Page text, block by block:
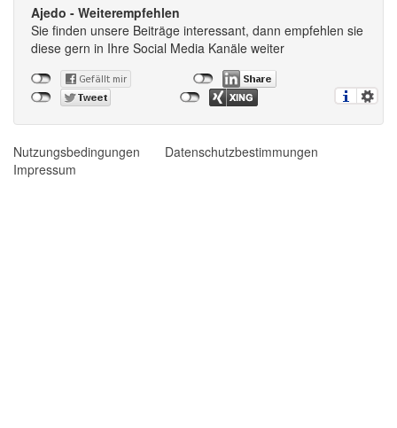
Ajedo - Weiterempfehlen
Sie finden unsere Beiträge interessant, dann empfehlen sie
diese gern in Ihre Social Media Kanäle weiter
Nutzungsbedingungen
Datenschutzbestimmungen
Impressum